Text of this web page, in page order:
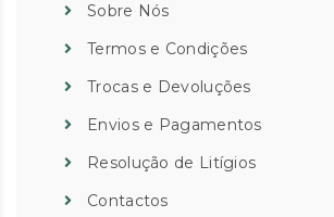
Sobre Nós
Termos e Condições
Trocas e Devoluções
Envios e Pagamentos
Resolução de Litígios
Contactos